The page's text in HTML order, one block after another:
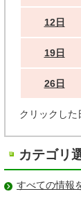
12日
19日
26日
クリックした
カテゴリ
すべての情報